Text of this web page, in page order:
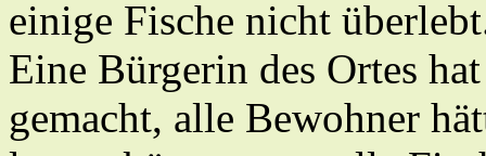
einige Fische nicht
Eine Bürgerin des Ortes
gemacht, alle Bewohner